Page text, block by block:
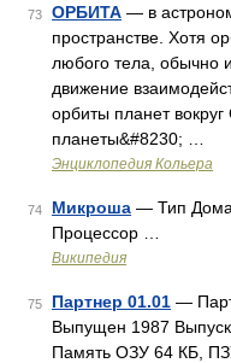
73 ОРБИТА — в
пространстве. Хотя
любого тела, обычно
движение
орбиты планет вокруг
планеты&#8230; …
Энциклопедия Кольера
74 Микроша — Тип
Процессор …
Википедия
75 Партнер 01.01 —
Выпущен 1987
Память ОЗУ 64 КБ,